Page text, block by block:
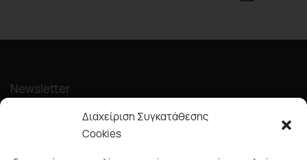
Διαχείριση Συγκατάθεσης
Cookies
Newsletter